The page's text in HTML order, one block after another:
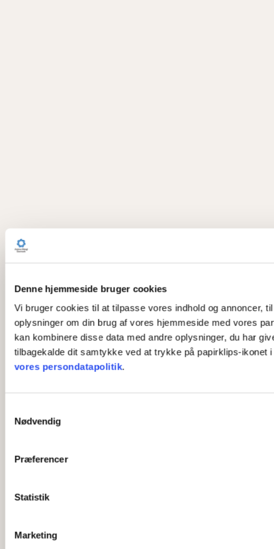
Denne hjemmeside bruger cookies
Vi bruger cookies til at tilpasse vores indhold og annoncer,
oplysninger om din brug af vores hjemmeside med vores
kan kombinere disse data med andre oplysninger, du har
tilbagekalde dit samtykke ved at trykke på papirklips-ikonet
vores persondatapolitik.
Nødvendig
Præferencer
Statistik
Marketing